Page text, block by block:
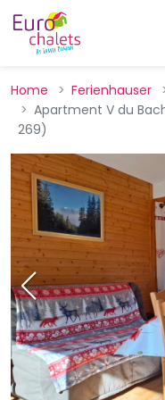
Home Ferienhauser
Apartment V du
269)